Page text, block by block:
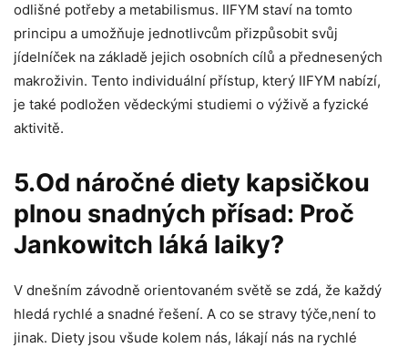
odlišné potřeby a metabilismus. IIFYM staví na tomto
principu a umožňuje jednotlivcům přizpůsobit svůj
jídelníček na základě jejich osobních cílů a přednesených
makroživin. Tento individuální přístup, který IIFYM nabízí,
je také podložen vědeckými studiemi o výživě a fyzické
aktivitě.
5.Od náročné diety kapsičkou
plnou snadných přísad: Proč
Jankowitch láká laiky?
V dnešním závodně orientovaném světě se zdá, že každý
hledá rychlé a snadné řešení. A co se stravy týče,není to
jinak. Diety jsou všude kolem nás, lákají nás na rychlé